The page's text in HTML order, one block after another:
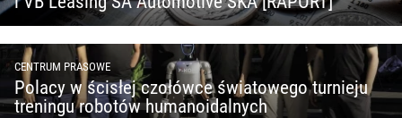
CENTRUM PRASOWE
Polacy w ścisłej czołówce światowego turnieju
treningu robotów humanoidalnych